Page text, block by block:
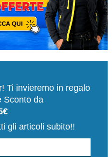
Ti invieremo in regalo
Sconto da
gli articoli subito!!